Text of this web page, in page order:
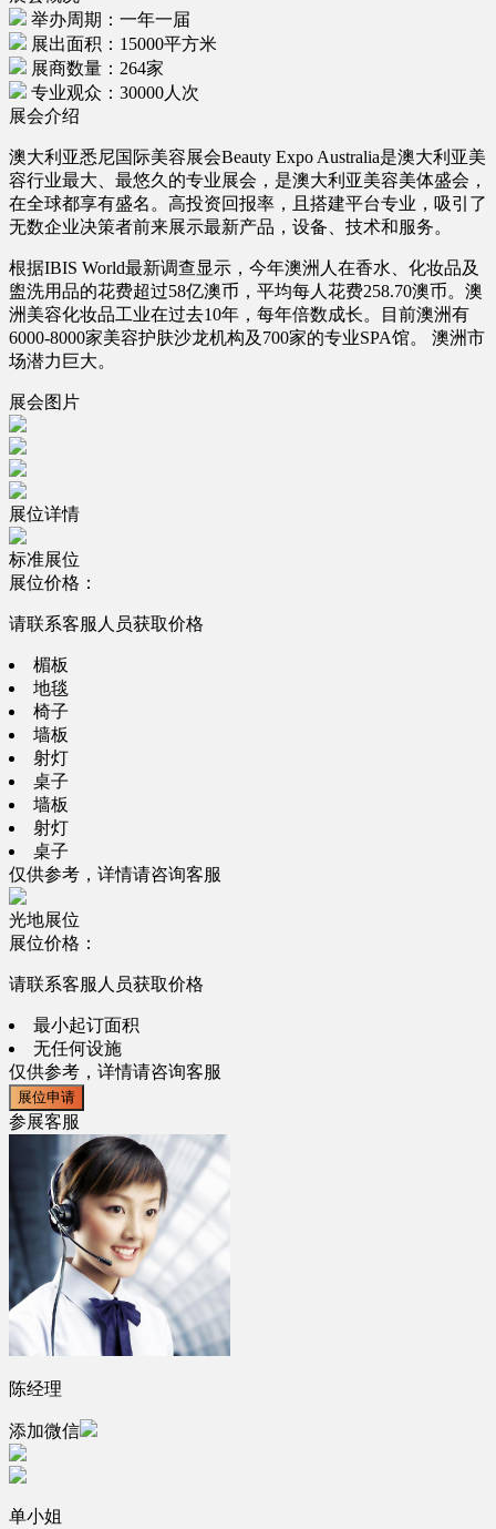
举办周期：一年一届
展出面积：15000平方米
展商数量：264家
专业观众：30000人次
展会介绍
澳大利亚悉尼国际美容展会Beauty Expo Australia是澳大利亚美
容行业最大、最悠久的专业展会，是澳大利亚美容美体盛会，
在全球都享有盛名。高投资回报率，且搭建平台专业，吸引了
无数企业决策者前来展示最新产品，设备、技术和服务。
根据IBIS World最新调查显示，今年澳洲人在香水、化妆品及
盥洗用品的花费超过58亿澳币，平均每人花费258.70澳币。澳
洲美容化妆品工业在过去10年，每年倍数成长。目前澳洲有
6000-8000家美容护肤沙龙机构及700家的专业SPA馆。 澳洲市
场潜力巨大。
展会图片
展位详情
标准展位
展位价格：
请联系客服人员获取价格
楣板
地毯
椅子
墙板
射灯
桌子
墙板
射灯
桌子
仅供参考，详情请咨询客服
光地展位
展位价格：
请联系客服人员获取价格
最小起订面积
无任何设施
仅供参考，详情请咨询客服
展位申请
参展客服
陈经理
添加微信
单小姐